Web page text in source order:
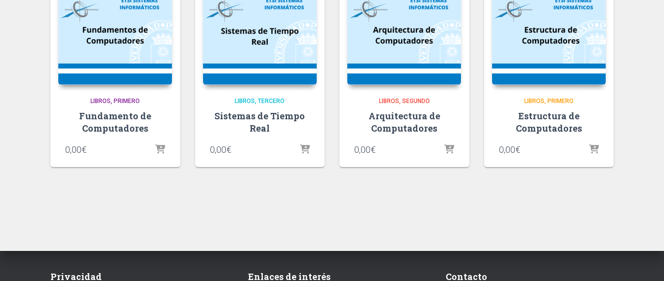
LIBROS PRIMERO
Fundamento de
Computadores
0,00€
LIBROS TERCERO
Sistemas de Tiempo
Real
0,00€
LIBROS SEGUNDO
Arquitectura de
Computadores
0,00€
LIBROS PRIMERO
Estructura de
Computadores
0,00€
Privacidad Enlaces de interés Contacto